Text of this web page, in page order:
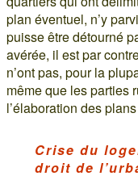
plan éventuel, n’y
puisse être détourné
avérée, il est par
n’ont pas, pour la
même que les parties
l’élaboration des
Crise du
droit de